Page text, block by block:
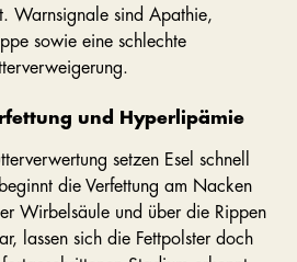
Warnsignale sind Apathie,
sowie eine schlechte
und Hyperlipämie
setzen Esel schnell
die Verfettung am Nacken
Wirbelsäule und über die Rippen
lassen sich die Fettpolster doch